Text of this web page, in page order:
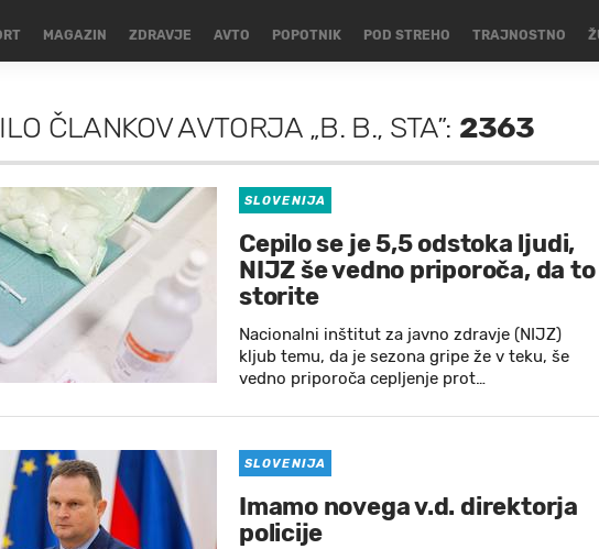
MAGAZIN ZDRAVJE AVTO POPOTNIK POD STREHO TRAJNOSTNO
ČLANKOV AVTORJA „B. B., STA”: 2363
SLOVENIJA
Cepilo se je 5,5 odstoka ljudi,
NIJZ še vedno priporoča, da to
storite
Nacionalni inštitut za javno zdravje (NIJZ)
kljub temu, da je sezona gripe že v teku, še
vedno priporoča cepljenje prot…
SLOVENIJA
Imamo novega v.d. direktorja
policije